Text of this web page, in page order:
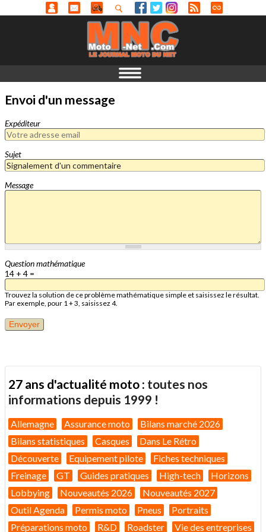
Envoi d'un message
Expéditeur
Sujet
Message
Question mathématique
14 + 4 =
Trouvez la solution de ce problème mathématique simple et saisissez le résultat.
Par exemple, pour 1 + 3, saisissez 4.
27 ans d'actualité moto : toutes nos
informations depuis 1999 !
Allemagne Assurance moto
Bilans marché 2026
Bilans statistiques
Casques
Dans Le Rétro
Découverte
Equipement pilote
Fiches techniques
Freinage
GT Guides pratiques High-tech
Horizons
Lobbying
Nouveautés 2026
Nouveautés 2027
Outil Agenda
Permis moto Pneus
Portraits
Préparations moto
R&D Roadster Vie des entreprises